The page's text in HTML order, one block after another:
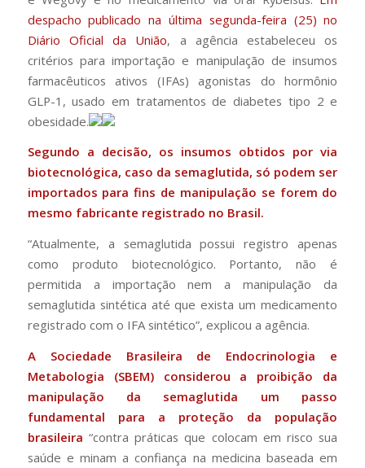
despacho publicado na última segunda-feira (25) no
Diário Oficial da União, a agência estabeleceu os
critérios para importação e manipulação de insumos
farmacêuticos ativos (IFAs) agonistas do hormônio
GLP-1, usado em tratamentos de diabetes tipo 2 e
obesidade.
Segundo a decisão, os insumos obtidos por via
biotecnológica, caso da semaglutida, só podem ser
importados para fins de manipulação se forem do
mesmo fabricante registrado no Brasil.
“Atualmente, a semaglutida possui registro apenas
como produto biotecnológico. Portanto, não é
permitida a importação nem a manipulação da
semaglutida sintética até que exista um medicamento
registrado com o IFA sintético”, explicou a agência.
A Sociedade Brasileira de Endocrinologia e
Metabologia (SBEM) considerou a proibição da
manipulação da semaglutida um passo
fundamental para a proteção da população
brasileira “contra práticas que colocam em risco sua
saúde e minam a confiança na medicina baseada em